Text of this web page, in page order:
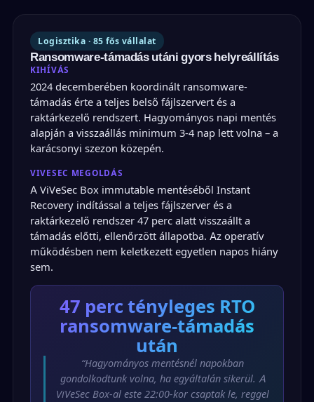
Logisztika · 85 fős vállalat
Ransomware-támadás utáni gyors helyreállítás
KIHÍVÁS
2024 decemberében koordinált ransomware-
támadás érte a teljes belső fájlszervert és a
raktárkezelő rendszert. Hagyományos napi mentés
alapján a visszaállás minimum 3-4 nap lett volna – a
karácsonyi szezon közepén.
VIVESEC MEGOLDÁS
A ViVeSec Box immutable mentéséből Instant
Recovery indítással a teljes fájlszerver és a
raktárkezelő rendszer 47 perc alatt visszaállt a
támadás előtti, ellenőrzött állapotba. Az operatív
működésben nem keletkezett egyetlen napos hiány
sem.
47 perctényleges RTO
ransomware-támadás
után
“Hagyományos mentésnél napokban
gondolkodtunk volna, ha egyáltalán sikerül. A
ViVeSec Box-al este 22:00-kor csaptak le, reggel